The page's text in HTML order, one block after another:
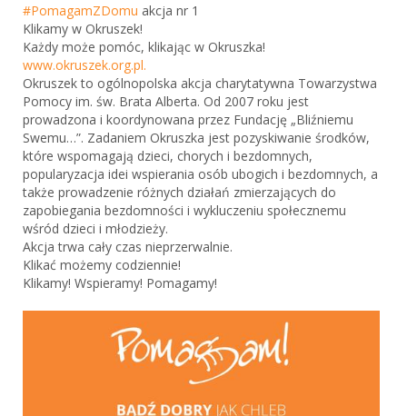
#PomagamZDomu akcja nr 1
Klikamy w Okruszek!
Każdy może pomóc, klikając w Okruszka!
www.okruszek.org.pl.
Okruszek to ogólnopolska akcja charytatywna Towarzystwa
Pomocy im. św. Brata Alberta. Od 2007 roku jest
prowadzona i koordynowana przez Fundację „Bliźniemu
Swemu…”. Zadaniem Okruszka jest pozyskiwanie środków,
które wspomagają dzieci, chorych i bezdomnych,
popularyzacja idei wspierania osób ubogich i bezdomnych, a
także prowadzenie różnych działań zmierzających do
zapobiegania bezdomności i wykluczeniu społecznemu
wśród dzieci i młodzieży.
Akcja trwa cały czas nieprzerwalnie.
Klikać możemy codziennie!
Klikamy! Wspieramy! Pomagamy!